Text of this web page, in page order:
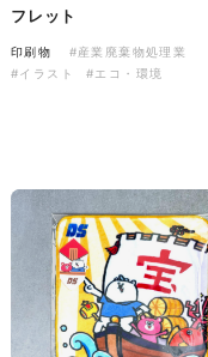
株式会社バスコフーズ様
#グラフィックデザイン
フレット
印刷物
#産業廃棄物処理業
#イラスト
#エコ・環境